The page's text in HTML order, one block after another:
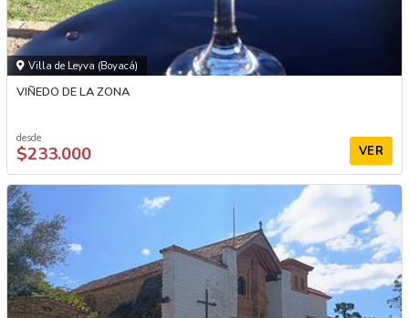
Villa de Leyva (Boyacá)
VIÑEDO DE LA ZONA
desde
$233.000 VER